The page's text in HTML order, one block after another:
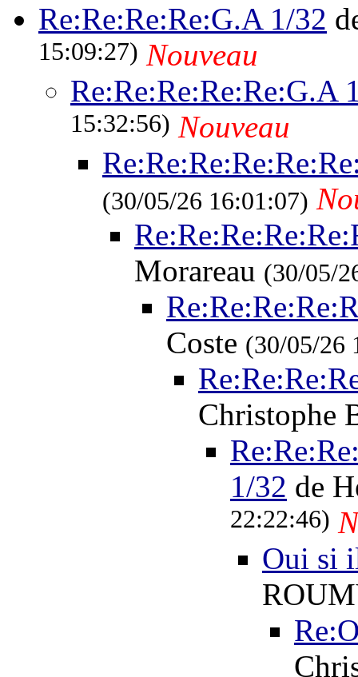
Re:Re:Re:Re:G.A 1/32
15:09:27) Nouveau
Re:Re:Re:Re:Re:G.A
15:32:56) Nouveau
(30/05/26 16:01:07)
Morareau (30/05/
Coste (30/05/26
Christophe
1/32 de
22:22:46)
Oui si